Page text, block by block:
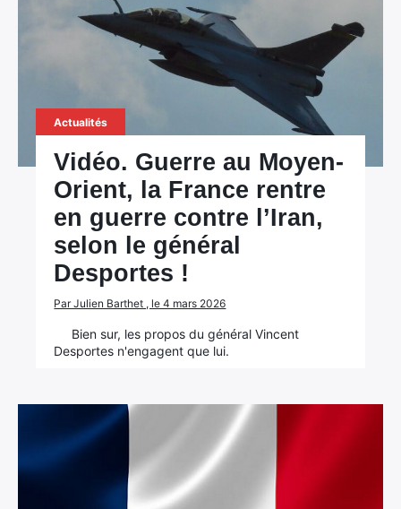
Actualités
Vidéo. Guerre au Moyen-
Orient, la France rentre
en guerre contre l’Iran,
selon le général
Desportes !
Par Julien Barthet , le 4 mars 2026
Bien sur, les propos du général Vincent
Desportes n'engagent que lui.